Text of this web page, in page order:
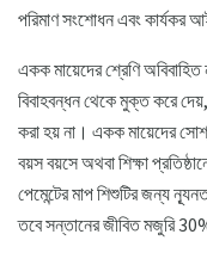
পরিমাণ সংশোধন এবং কার্যকর
একক মায়েদের শ্রেণি অবিবাহিত
বিবাহবন্ধন থেকে মুক্ত করে দেয়,
করা হয় না। একক মায়েদের
বয়স বয়সে অথবা শিক্ষা
পেমেন্টের মাপ শিশুটির জন্য
তবে সন্তানের জীবিত মজুরি